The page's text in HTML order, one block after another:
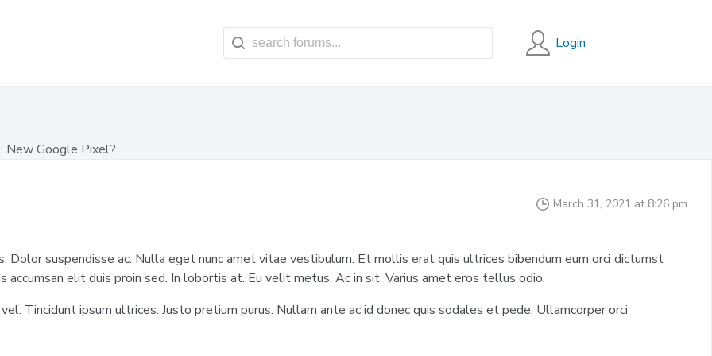
Login
New Google Pixel?
March 31, 2021 at 8:26 pm
Dolor suspendisse ac. Nulla eget nunc amet vitae vestibulum. Et mollis erat quis ultrices bibendum eum orci dictumst
elit duis proin sed. In lobortis at. Eu velit metus. Ac in sit. Varius amet eros tellus odio.
Tincidunt ipsum ultrices. Justo pretium purus. Nullam ante ac id donec quis sodales et pede. Ullamcorper orci